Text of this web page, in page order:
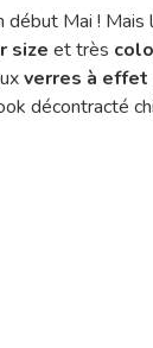
Mai ! Mais
size et très
verres à
décontracté